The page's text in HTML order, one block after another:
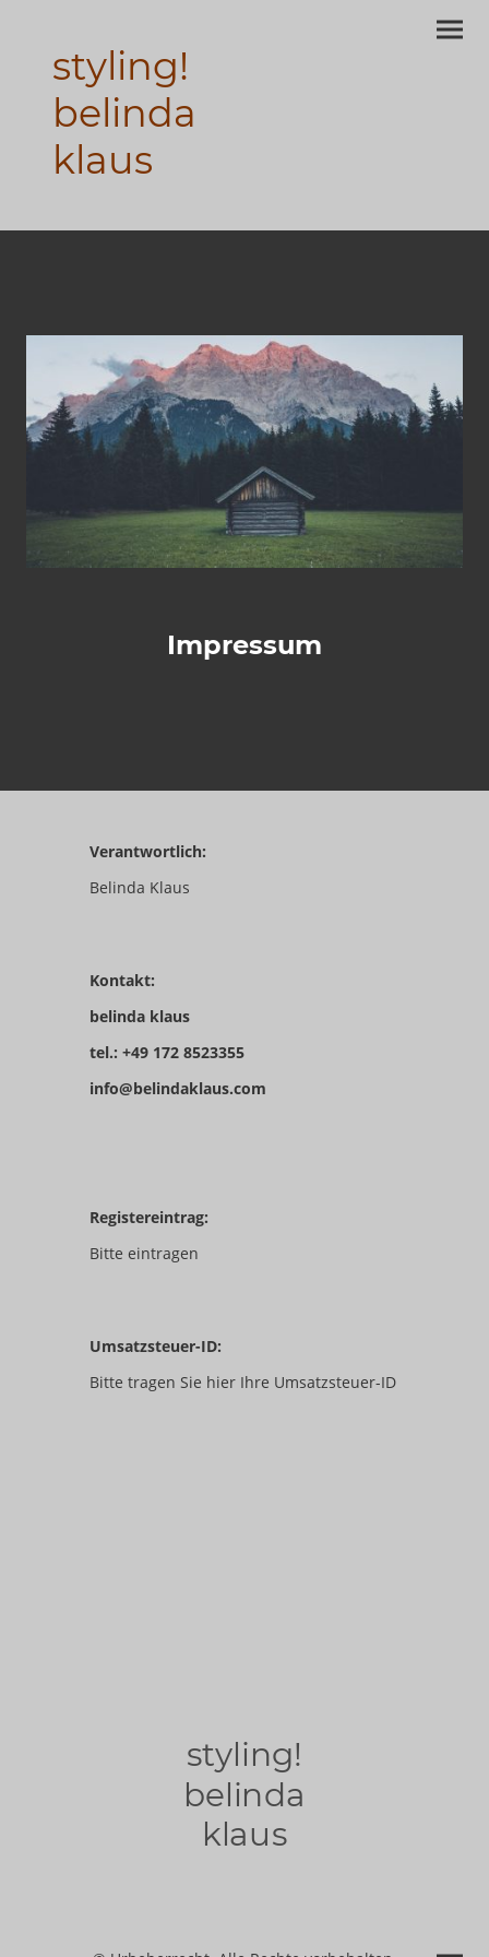
styling!
belinda
klaus
Impressum
Verantwortlich:
Belinda Klaus
Kontakt:
belinda klaus
tel.: +49 172 8523355
info@belindaklaus.com
Registereintrag:
Bitte eintragen
Umsatzsteuer-ID:
Bitte tragen Sie hier Ihre Umsatzsteuer-ID
styling!
belinda
klaus